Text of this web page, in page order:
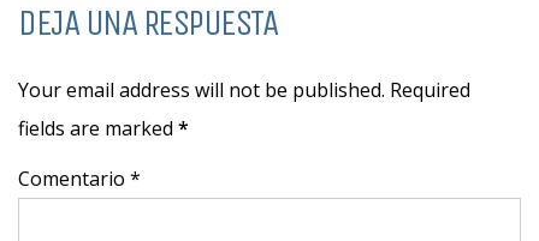
DEJA UNA RESPUESTA
Your email address will not be published. Required
fields are marked *
Comentario *